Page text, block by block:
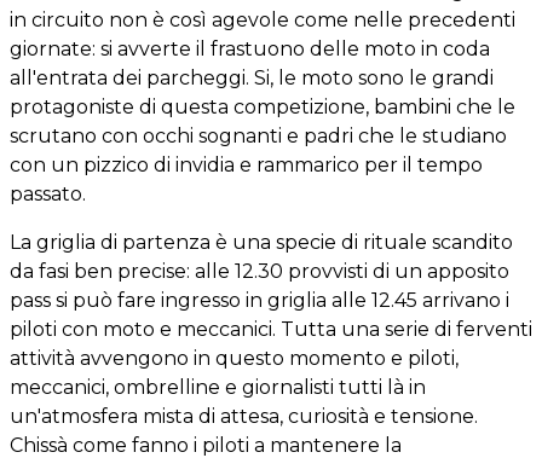
in circuito non è così agevole come nelle precedenti
giornate: si avverte il frastuono delle moto in coda
all'entrata dei parcheggi. Si, le moto sono le grandi
protagoniste di questa competizione, bambini che le
scrutano con occhi sognanti e padri che le studiano
con un pizzico di invidia e rammarico per il tempo
passato.
La griglia di partenza è una specie di rituale scandito
da fasi ben precise: alle 12.30 provvisti di un apposito
pass si può fare ingresso in griglia alle 12.45 arrivano i
piloti con moto e meccanici. Tutta una serie di ferventi
attività avvengono in questo momento e piloti,
meccanici, ombrelline e giornalisti tutti là in
un'atmosfera mista di attesa, curiosità e tensione.
Chissà come fanno i piloti a mantenere la